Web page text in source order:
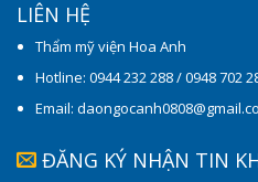
LIÊN HỆ
Thẩm mỹ viện Hoa Anh
Hotline: 0944 232 288 / 0948 702
Email:
ĐĂNG KÝ NHẬN TIN